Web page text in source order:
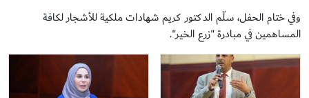
وفي ختام الحفل، سلّم الدكتور كريم شهادات ملكية للأشجار لكافة
المساهمين في مبادرة "زرع الخير".